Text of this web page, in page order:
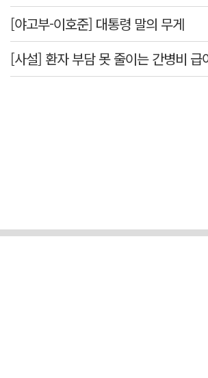
[야고부-이호준] 대통령 말의 무게